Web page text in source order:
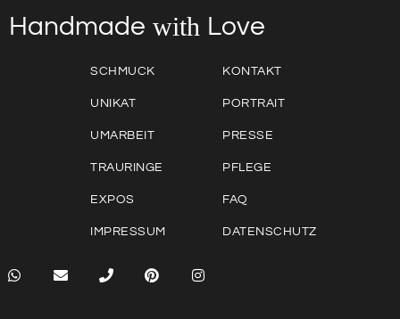
Handmade with Love
SCHMUCK
UNIKAT
UMARBEIT
TRAURINGE
EXPOS
IMPRESSUM
KONTAKT
PORTRAIT
PRESSE
PFLEGE
FAQ
DATENSCHUTZ